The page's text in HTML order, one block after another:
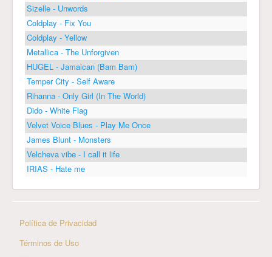
Sizelle - Unwords
Coldplay - Fix You
Coldplay - Yellow
Metallica - The Unforgiven
HUGEL - Jamaican (Bam Bam)
Temper City - Self Aware
Rihanna - Only Girl (In The World)
Dido - White Flag
Velvet Voice Blues - Play Me Once
James Blunt - Monsters
Velcheva vibe - I call it life
IRIAS - Hate me
Política de Privacidad
Términos de Uso